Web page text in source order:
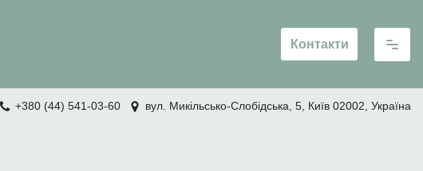
Контакти
+380 (44) 541-03-60 вул. Микільсько-Слобідська, 5, Київ 02002, Україна